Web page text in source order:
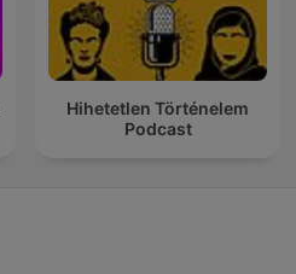
Hihetetlen Történelem
Podcast